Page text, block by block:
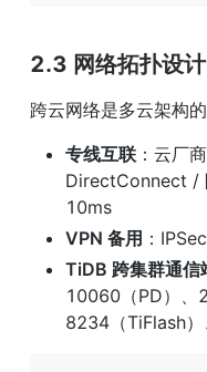
2.3 网络拓扑设计
跨云网络是多云架构
专线互联 ：云厂
DirectConnect /
10ms
VPN 备用 ：
TiDB 跨集群通信
10060（PD）、
8234（TiFlash